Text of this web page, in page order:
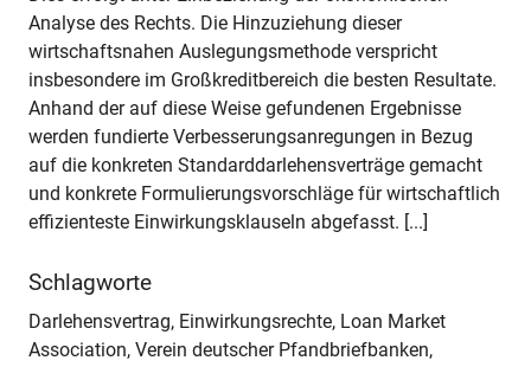
Analyse des Rechts. Die Hinzuziehung dieser
wirtschaftsnahen Auslegungsmethode verspricht
insbesondere im Großkreditbereich die besten Resultate.
Anhand der auf diese Weise gefundenen Ergebnisse
werden fundierte Verbesserungsanregungen in Bezug
auf die konkreten Standarddarlehensverträge gemacht
und konkrete Formulierungsvorschläge für wirtschaftlich
effizienteste Einwirkungsklauseln abgefasst. [...]
Schlagworte
Darlehensvertrag, Einwirkungsrechte, Loan Market
Association, Verein deutscher Pfandbriefbanken,